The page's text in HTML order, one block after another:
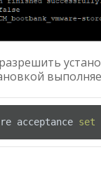
acceptance set